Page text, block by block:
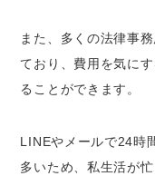
また、多くの法律事
ており、費用を気に
ることができます。
LINEやメールで24時
多いため、私生活が